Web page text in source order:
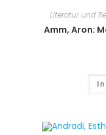
Literatur und
Amm, Aron: